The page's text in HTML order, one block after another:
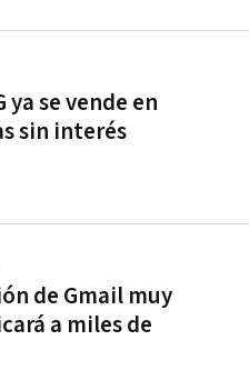
ya se vende en
sin interés
de Gmail muy
a miles de